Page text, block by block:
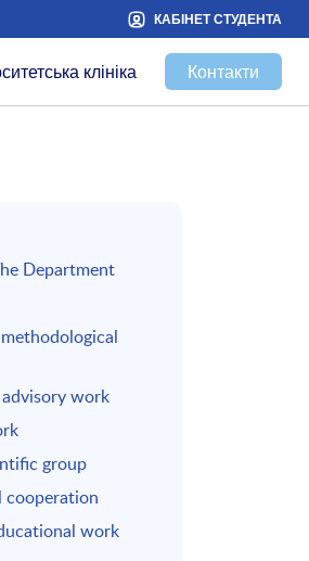
КАБІНЕТ СТУДЕНТА
клініка Контакти
Department
work
group
cooperation
work